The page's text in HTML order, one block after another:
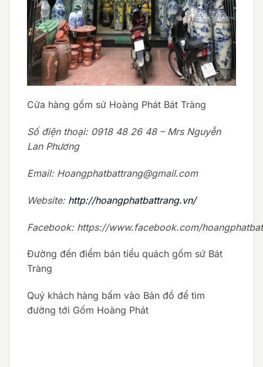
Cửa hàng gốm sứ Hoàng Phát Bát Tràng
Số điện thoại: 0918 48 26 48 – Mrs Nguyễn
Lan Phương
Email: Hoangphatbattrang@gmail.com
Website: http://hoangphatbattrang.vn/
Facebook: https://www.facebook.com/
Đường đến điểm bán tiểu quách gốm sứ Bát
Tràng
Quý khách hàng bấm vào Bản đồ để tìm
đường tới Gốm Hoàng Phát